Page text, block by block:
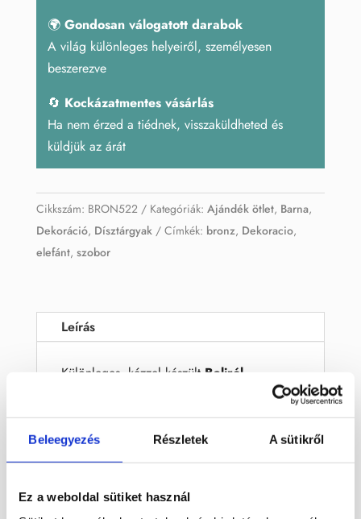
Beleegyezés Részletek A sütikről
Ez a weboldal sütiket használ
🌍 Gondosan válogatott darabok
A világ különleges helyeiről, személyesen
beszerezve
🔄 Kockázatmentes vásárlás
Ha nem érzed a tiédnek, visszaküldheted és
küldjük az árát
Cikkszám: BRON522 Kategóriák: Ajándék ötlet, Barna,
Dekoráció, Dísztárgyak Címkék: bronz, Dekoracio,
elefánt, szobor
Leírás
Különleges, kézzel készült Baliról
,
amely az egzotikus művészet és a
tradicionális balinéz kézművesség tökéletes
megtestesítője. Az elefánt a bölcsesség, erő
dekorációs tárgy nemcsak gyönyörű